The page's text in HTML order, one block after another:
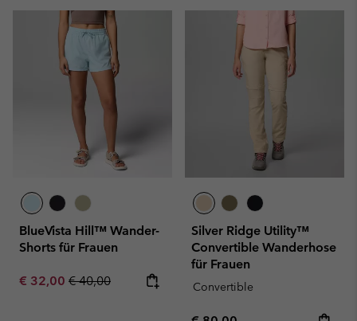
BlueVista Hill™ Wander-
Shorts für Frauen
Sale price:
€ 32,00 Regular price:
€ 40,00
Silver Ridge Utility™
Convertible Wanderhose
für Frauen
Convertible